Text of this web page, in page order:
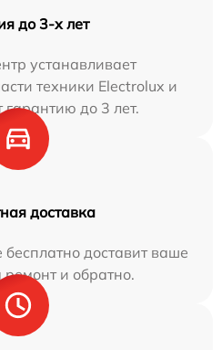
до 3-х лет
устанавливает
техники Electrolux и
гарантию до 3 лет.
доставка
доставит ваше
ремонт и обратно.